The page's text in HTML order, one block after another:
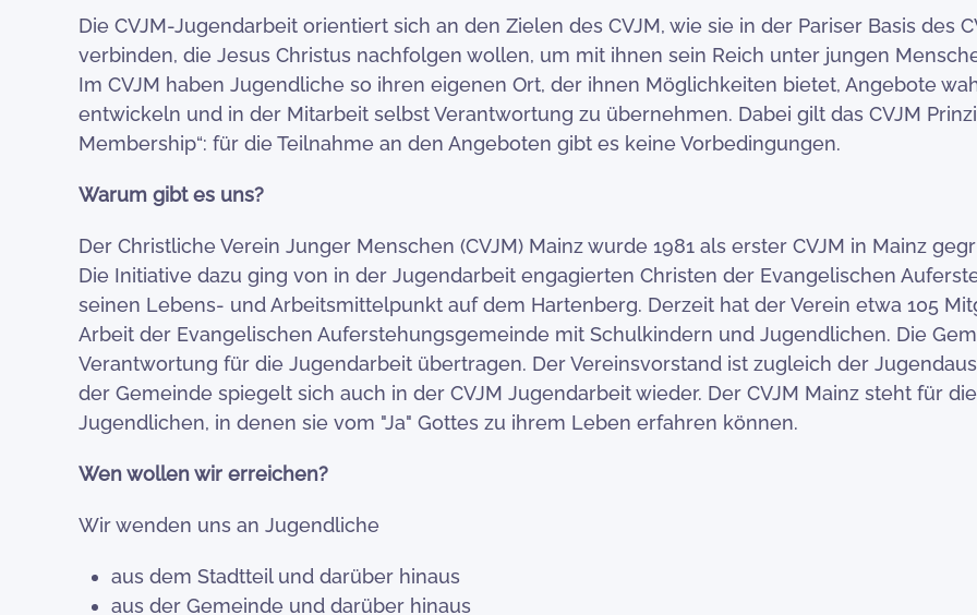
Die CVJM-Jugendarbeit orientiert sich an den Zielen des CVJM, wie sie in der Pariser Basis des
verbinden, die Jesus Christus nachfolgen wollen, um mit ihnen sein Reich unter jungen
Im CVJM haben Jugendliche so ihren eigenen Ort, der ihnen Möglichkeiten bietet, Angebote
entwickeln und in der Mitarbeit selbst Verantwortung zu übernehmen. Dabei gilt das CVJM
Membership“: für die Teilnahme an den Angeboten gibt es keine Vorbedingungen.
Warum gibt es uns?
Der Christliche Verein Junger Menschen (CVJM) Mainz wurde 1981 als erster CVJM in Mainz
Die Initiative dazu ging von in der Jugendarbeit engagierten Christen der Evangelischen
seinen Lebens- und Arbeitsmittelpunkt auf dem Hartenberg. Derzeit hat der Verein etwa 105
Arbeit der Evangelischen Auferstehungsgemeinde mit Schulkindern und Jugendlichen. Die
Verantwortung für die Jugendarbeit übertragen. Der Vereinsvorstand ist zugleich der
der Gemeinde spiegelt sich auch in der CVJM Jugendarbeit wieder. Der CVJM Mainz steht für
Jugendlichen, in denen sie vom "Ja" Gottes zu ihrem Leben erfahren können.
Wen wollen wir erreichen?
Wir wenden uns an Jugendliche
aus dem Stadtteil und darüber hinaus
aus der Gemeinde und darüber hinaus